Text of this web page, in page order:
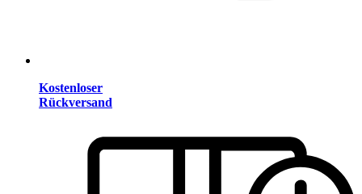
Kostenloser
Rückversand